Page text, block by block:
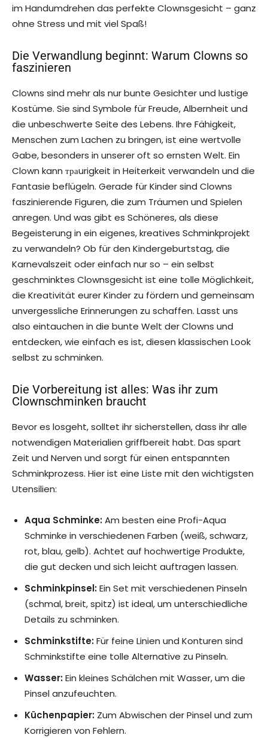
im Handumdrehen das perfekte Clownsgesicht – ganz
ohne Stress und mit viel Spaß!
Die Verwandlung beginnt: Warum Clowns so
faszinieren
Clowns sind mehr als nur bunte Gesichter und lustige
Kostüme. Sie sind Symbole für Freude, Albernheit und
die unbeschwerte Seite des Lebens. Ihre Fähigkeit,
Menschen zum Lachen zu bringen, ist eine wertvolle
Gabe, besonders in unserer oft so ernsten Welt. Ein
Clown kann траurigkeit in Heiterkeit verwandeln und die
Fantasie beflügeln. Gerade für Kinder sind Clowns
faszinierende Figuren, die zum Träumen und Spielen
anregen. Und was gibt es Schöneres, als diese
Begeisterung in ein eigenes, kreatives Schminkprojekt
zu verwandeln? Ob für den Kindergeburtstag, die
Karnevalszeit oder einfach nur so – ein selbst
geschminktes Clownsgesicht ist eine tolle Möglichkeit,
die Kreativität eurer Kinder zu fördern und gemeinsam
unvergessliche Erinnerungen zu schaffen. Lasst uns
also eintauchen in die bunte Welt der Clowns und
entdecken, wie einfach es ist, diesen klassischen Look
selbst zu schminken.
Die Vorbereitung ist alles: Was ihr zum
Clownschminken braucht
Bevor es losgeht, solltet ihr sicherstellen, dass ihr alle
notwendigen Materialien griffbereit habt. Das spart
Zeit und Nerven und sorgt für einen entspannten
Schminkprozess. Hier ist eine Liste mit den wichtigsten
Utensilien:
Aqua Schminke:Am besten eine Profi-Aqua
Schminke in verschiedenen Farben (weiß, schwarz,
rot, blau, gelb). Achtet auf hochwertige Produkte,
die gut decken und sich leicht auftragen lassen.
Schminkpinsel:Ein Set mit verschiedenen Pinseln
(schmal, breit, spitz) ist ideal, um unterschiedliche
Details zu schminken.
Schminkstifte:Für feine Linien und Konturen sind
Schminkstifte eine tolle Alternative zu Pinseln.
Wasser:Ein kleines Schälchen mit Wasser, um die
Pinsel anzufeuchten.
Küchenpapier: Zum Abwischen der Pinsel und zum
Korrigieren von Fehlern.